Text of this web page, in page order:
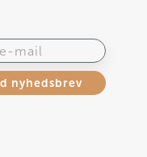
nyhedsbrev